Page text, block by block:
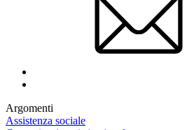
Argomenti
Assistenza sociale